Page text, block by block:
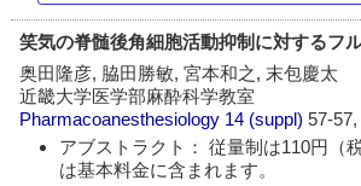
笑気の脊髄後角細胞活動抑制に対するフ
奥田隆彦, 脇田勝敏, 宮本和之, 末包慶太
近畿大学医学部麻酔科学教室
Pharmacoanesthesiology 14 (suppl)57-57,
アブストラクト： 従量制は110円（
は基本料金に含まれます。